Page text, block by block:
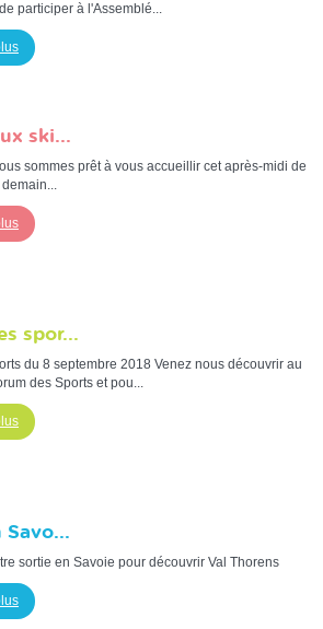
participer à l'Assemblé...
ski...
sommes prêt à vous accueillir cet après-midi de
spor...
du 8 septembre 2018 Venez nous découvrir au
des Sports et pou...
Savo...
sortie en Savoie pour découvrir Val Thorens